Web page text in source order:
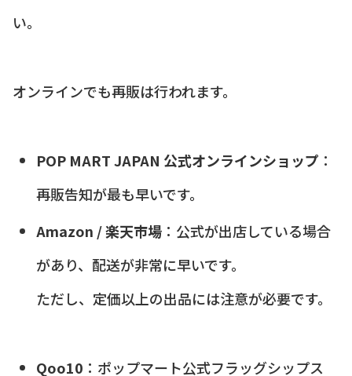
い。
オンラインでも再販は行われます。
POP MART JAPAN 公式オンラインショップ ：
再販告知が最も早いです。
Amazon / 楽天市場：公式が出店している場合
があり、配送が非常に早いです。
ただし、定価以上の出品には注意が必要です。
Qoo10 ：ポップマート公式フラッグシップス